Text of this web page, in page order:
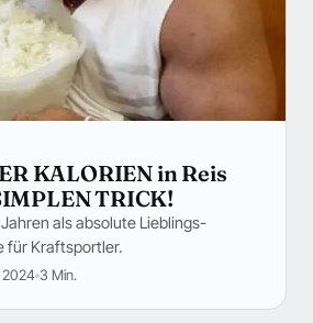
KALORIEN in Reis
TRICK!
als absolute Lieblings-
für Kraftsportler.
2024 3 Min.